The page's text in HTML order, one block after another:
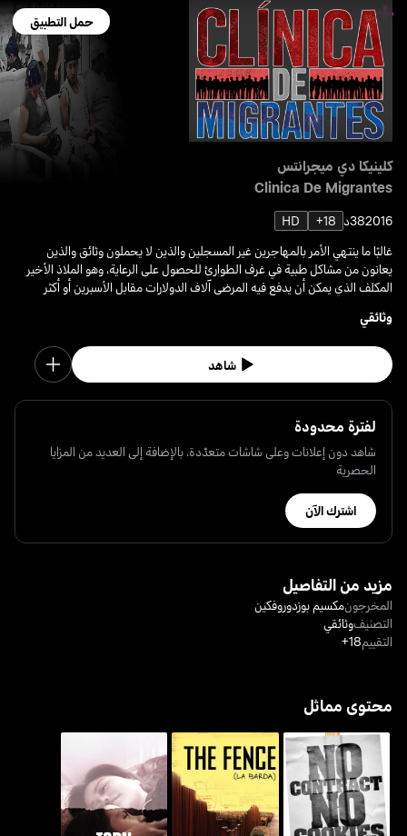
حمل التطبيق
كلينيكا دي ميجرانتس
Clinica De Migrantes
201638د 18+
HD
غالبًا ما ينتهي الأمر بالمهاجرين غير المسجلين والذين لا يحملون وثائق والذين
يعانون من مشاكل طبية في غرف الطوارئ للحصول على الرعاية، وهو الملاذ الأخير
المكلف الذي يمكن أن يدفع فيه المرضى آلاف الدولارات مقابل الأسبرين أو أكثر
وثائقي
شاهد
لفترة محدودة
شاهد دون إعلانات وعلى شاشات متعدّدة، بالإضافة إلى العديد من المزايا
الحصرية
اشترك الآن
مزيد من التفاصيل
المخرجونمكسيم بوزدوروفكين
التصنيفوثائقي
التقييم18+
محتوى مماثل
نو كونتراكت، نو كوكيز: ذا
ستيلا دورو سترايك
ذا فينس
تورن أبارت: سيبيراتيد آت
ذي بوردر